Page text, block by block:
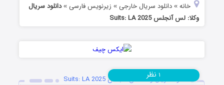
خانه »دانلود سریال خارجی » زیرنویس فارسی »دانلود سریال
وکلا: لس آنجلس Suits: LA 2025
دانلود سریال وکلا: لس آنجلس Suits: LA 2025
۱ نظر